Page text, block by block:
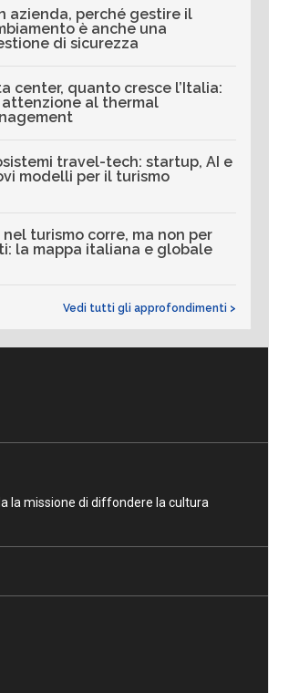
azienda, perché gestire il
è anche una
di sicurezza
center, quanto cresce l’Italia:
attenzione al thermal
travel-tech: startup, AI e
modelli per il turismo
nel turismo corre, ma non per
la mappa italiana e globale
Vedi tutti gli approfondimenti >
la missione di diffondere la cultura